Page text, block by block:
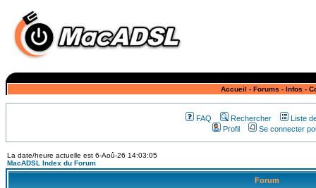
Accueil - Forums - Infos -
FAQ Rechercher
Liste
Profil
Se connecter
La date/heure actuelle est 6-Aoû-26 14:03:05
MacADSL Index du Forum
Forum